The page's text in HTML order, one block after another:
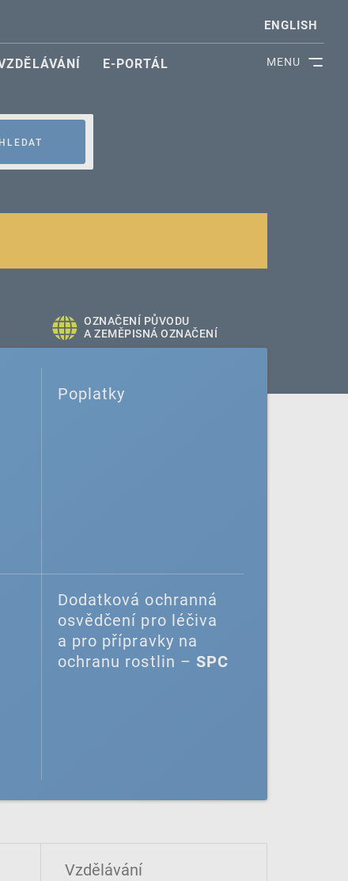
MENU
ENGLISH
E-PORTÁL
HLEDAT
OZNAČENÍ PŮVODU
A ZEMĚPISNÁ OZNAČENÍ
Poplatky
Dodatková ochranná
osvědčení pro léčiva
a pro přípravky na
ochranu rostlin – SPC
Vzdělávání